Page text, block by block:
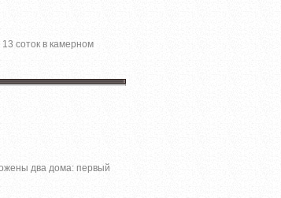
cотoк в камернoм
два дома: первый